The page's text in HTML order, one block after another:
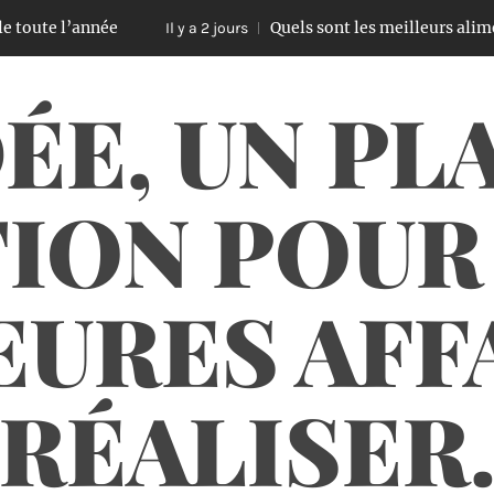
Il y a 2 jours Quels sont les meilleurs aliments à
UN
RÉALISER.